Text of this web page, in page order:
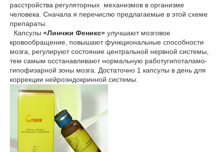
расстройства регуляторных механизмов в организме
человека. Сначала я перечислю предлагаемые в этой схеме
препараты.
Капсулы «Линчжи Феникс» улучшают мозговое
кровообращение, повышают функциональные способности
мозга, регулируют состояние центральной нервной системы,
тем самым осстанавливают нормальную работугипоталамо-
гипофизарной зоны мозга. Достаточно 1 капсулы в день для
коррекции нейроэндокринной системы.